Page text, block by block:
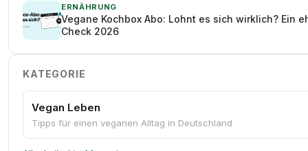
ERNÄHRUNG
Vegane Kochbox Abo: Lohnt es sich wirklich? Ein
Check 2026
KATEGORIE
Vegan Leben
Tipps für einen veganen Alltag in Deutschland